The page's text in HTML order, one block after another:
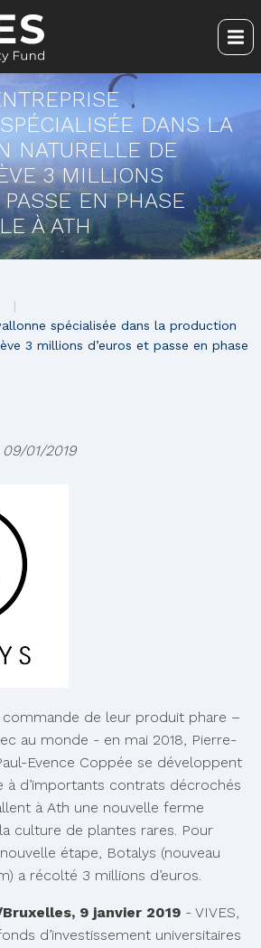
DANS LA
NATURELLE DE
3 MILLIONS
PASSE EN PHASE
À ATH
spécialisée dans la production
3 millions d’euros et passe en phase
09/01/2019
de leur produit phare –
au monde - en mai 2018, Pierre-
Evence Coppée se développent
à d’importants contrats décrochés
à Ath une nouvelle ferme
culture de plantes rares. Pour
étape, Botalys (nouveau
a récolté 3 millions d’euros.
9 janvier 2019 - VIVES,
d’investissement universitaires